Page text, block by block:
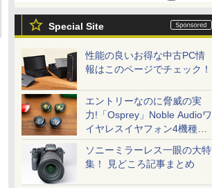
Special Site
性能の良いお得な中古PC情
報はこのページでチェック！
エントリーなのに脅威の実
力!「Osprey」Noble Audioワ
イヤレスイヤフォン4機種を
一気に聴く
ソニーミラーレス一眼の大特
集！ 見どころ記事まとめ